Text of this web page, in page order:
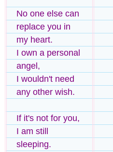
No one else can
replace you in
my heart.
I own a personal
angel,
I wouldn't need
any other wish.
If it's not for you,
I am still
sleeping.